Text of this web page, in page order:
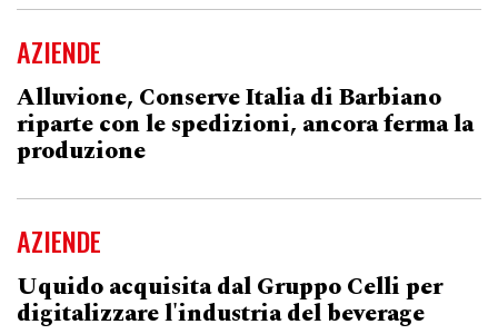
AZIENDE
Alluvione, Conserve Italia di Barbiano
riparte con le spedizioni, ancora ferma la
produzione
AZIENDE
Uquido acquisita dal Gruppo Celli per
digitalizzare l'industria del beverage